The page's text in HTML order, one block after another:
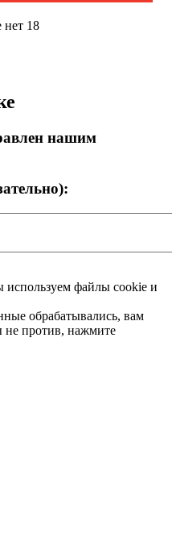
18
нашим
файлы cookie и
обрабатывались, вам
не против, нажмите